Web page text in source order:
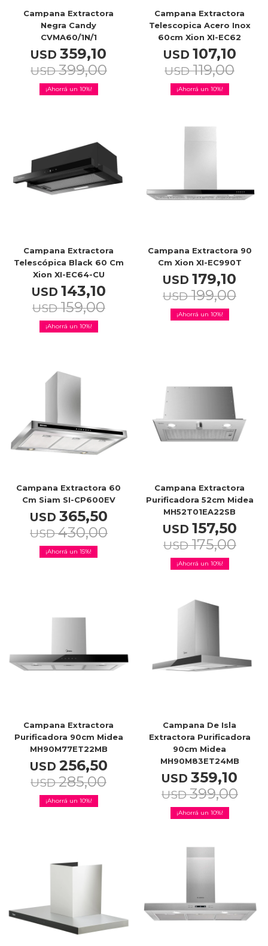
Campana Extractora
Negra Candy
CVMA60/1N/1
USD 359,10
USD 399,00
10
Campana Extractora
Telescopica Acero Inox
60cm Xion XI-EC62
USD 107,10
USD 119,00
10
Campana Extractora
Telescópica Black 60 Cm
Xion XI-EC64-CU
USD 143,10
USD 159,00
10
Campana Extractora 90
Cm Xion XI-EC990T
USD 179,10
USD 199,00
10
Campana Extractora 60
Cm Siam SI-CP600EV
USD 365,50
USD 430,00
15
Campana Extractora
Purificadora 52cm Midea
MH52T01EA22SB
USD 157,50
USD 175,00
10
Campana Extractora
Purificadora 90cm Midea
MH90M77ET22MB
USD 256,50
USD 285,00
10
Campana De Isla
Extractora Purificadora
90cm Midea
MH90M83ET24MB
USD 359,10
USD 399,00
10